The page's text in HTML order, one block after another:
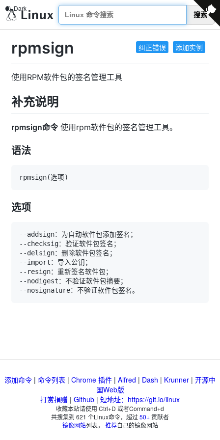
搜索
纠正错误 添加实例
rpmsign
使用RPM软件包的签名管理工具
补充说明
rpmsign命令使用rpm软件包的签名管理工具。
语法
rpmsign(选项)
选项
添加命令 | 命令列表 | Chrome 插件 | Alfred | Dash | Krunner | 开源中
国Web版
打赏捐赠 | Github | 短地址：https://git.io/linux
收藏本站请使用 Ctrl+D 或者Command+d
共搜集到 621 个Linux命令，超过50+贡献者
镜像网站列表， 推荐自己的镜像网站